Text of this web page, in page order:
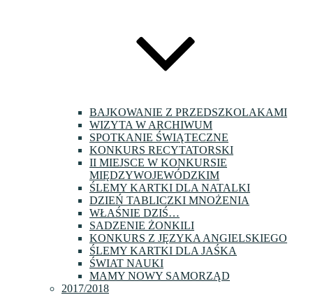
BAJKOWANIE Z PRZEDSZKOLAKAMI
WIZYTA W ARCHIWUM
SPOTKANIE ŚWIĄTECZNE
KONKURS RECYTATORSKI
II MIEJSCE W KONKURSIE
MIĘDZYWOJEWÓDZKIM
ŚLEMY KARTKI DLA NATALKI
DZIEŃ TABLICZKI MNOŻENIA
WŁAŚNIE DZIŚ…
SADZENIE ŻONKILI
KONKURS Z JĘZYKA ANGIELSKIEGO
ŚLEMY KARTKI DLA JAŚKA
ŚWIAT NAUKI
MAMY NOWY SAMORZĄD
2017/2018